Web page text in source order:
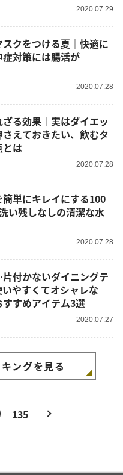
2020.07.29
クをつける夏｜快適に
対策には腸活が
2020.07.28
る効果｜実はダイエッ
さえておきたい、飲むタ
とは
2020.07.28
単にキレイにする100
い残しなしの清潔な水
2020.07.28
付かないダイニングテ
やすくてオシャレな
すすめアイテム3選
2020.07.27
ングを見る
135